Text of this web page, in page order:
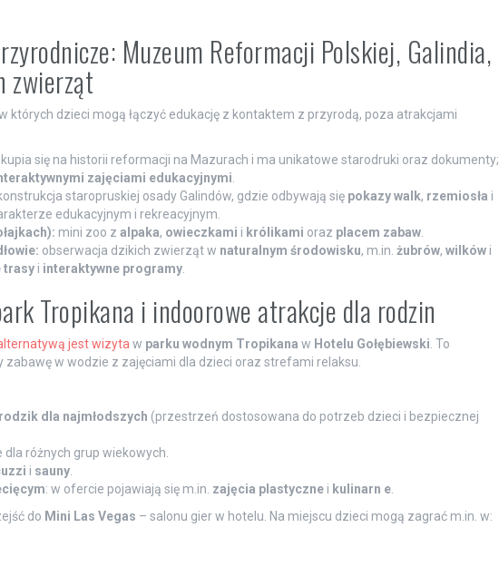
Muzeum Reformacji Polskiej, Galindia,
zwierząt
których dzieci mogą łączyć edukację z kontaktem z przyrodą, poza atrakcjami
się na historii reformacji na Mazurach i ma unikatowe starodruki oraz dokumenty;
zajęciami edukacyjnymi
staropruskiej osady Galindów, gdzie odbywają się pokazy walk, rzemiosła i
edukacyjnym i rekreacyjnym.
mini zoo z alpaka, owieczkami i królikami oraz placem zabaw.
obserwacja dzikich zwierząt w naturalnym środowisku, m.in. żubrów, wilkówi
trasyi interaktywne programy.
Tropikana i indoorowe atrakcje dla rodzin
jest wizyta w parku wodnym Tropikana w Hotelu Gołębiewski . To
zabawę w wodzie z zajęciami dla dzieci oraz strefami relaksu.
dla najmłodszych (przestrzeń dostosowana do potrzeb dzieci i bezpiecznej
różnych grup wiekowych.
i sauny.
: w ofercie pojawiają się m.in. zajęcia plastycznei kulinarn e.
do Mini Las Vegas – salonu gier w hotelu. Na miejscu dzieci mogą zagrać m.in. w: